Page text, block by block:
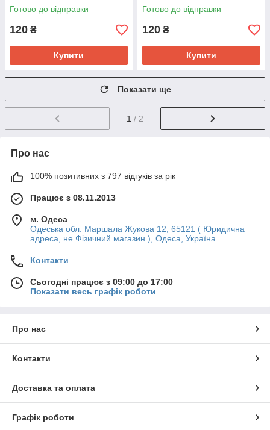
Готово до відправки
120 ₴
Купити
Готово до відправки
120 ₴
Купити
Показати ще
1 / 2
Про нас
100% позитивних з 797 відгуків за рік
Працює з 08.11.2013
м. Одеса
Одеська обл. Маршала Жукова 12, 65121 ( Юридична
адреса, не Фізичний магазин ), Одеса, Україна
Контакти
Сьогодні працює з 09:00 до 17:00
Показати весь графік роботи
Про нас
Контакти
Доставка та оплата
Графік роботи